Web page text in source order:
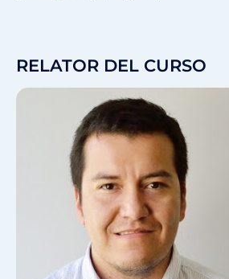
RELATOR DEL CURSO